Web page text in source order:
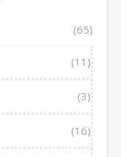
(65)
(11)
(3)
(16)